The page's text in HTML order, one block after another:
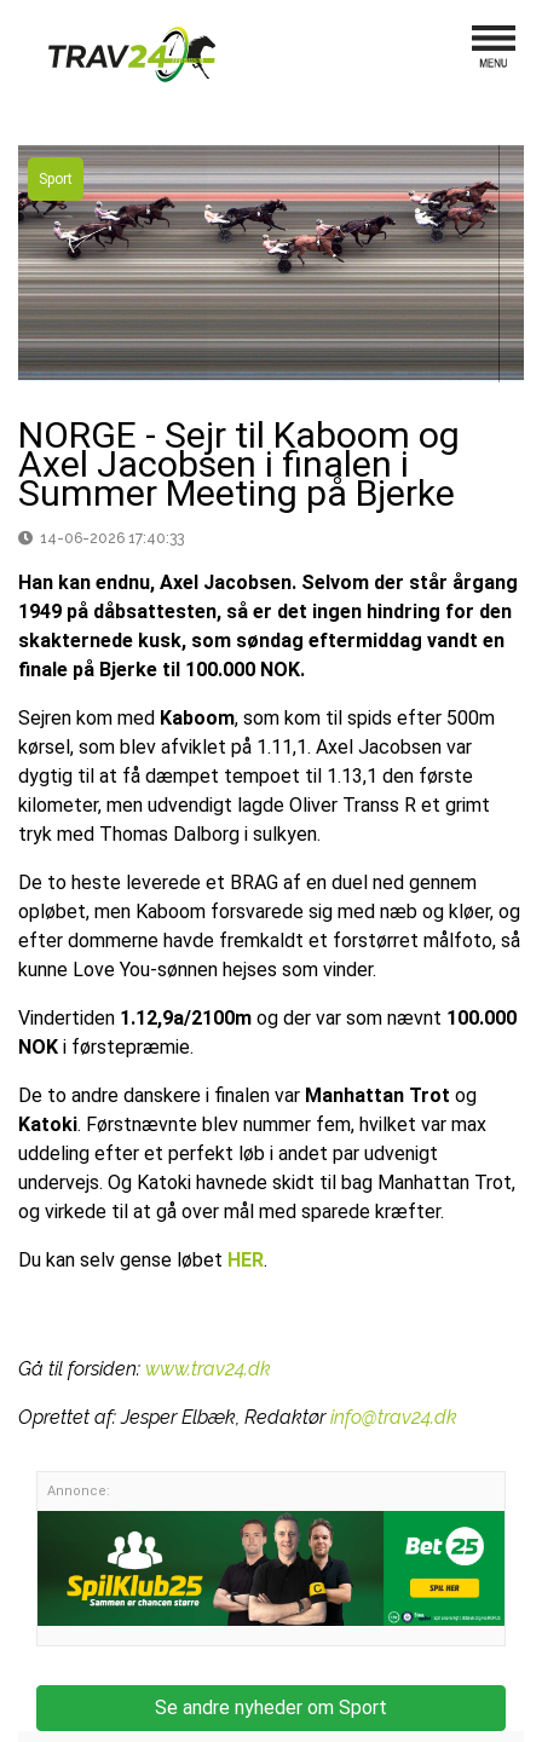
Sport
NORGE - Sejr til Kaboom og
Axel Jacobsen i finalen i
Summer Meeting på Bjerke
14-06-2026 17:40:33
Han kan endnu, Axel Jacobsen. Selvom der står årgang
1949 på dåbsattesten, så er det ingen hindring for den
skakternede kusk, som søndag eftermiddag vandt en
finale på Bjerke til 100.000 NOK.
Sejren kom med Kaboom, som kom til spids efter 500m
kørsel, som blev afviklet på 1.11,1. Axel Jacobsen var
dygtig til at få dæmpet tempoet til 1.13,1 den første
kilometer, men udvendigt lagde Oliver Transs R et grimt
tryk med Thomas Dalborg i sulkyen.
De to heste leverede et BRAG af en duel ned gennem
opløbet, men Kaboom forsvarede sig med næb og kløer, og
efter dommerne havde fremkaldt et forstørret målfoto, så
kunne Love You-sønnen hejses som vinder.
Vindertiden 1.12,9a/2100m og der var som nævnt 100.000
NOK i førstepræmie.
De to andre danskere i finalen var Manhattan Trot og
Katoki. Førstnævnte blev nummer fem, hvilket var max
uddeling efter et perfekt løb i andet par udvenigt
undervejs. Og Katoki havnede skidt til bag Manhattan Trot,
og virkede til at gå over mål med sparede kræfter.
Du kan selv gense løbet HER.
Gå til forsiden: www.trav24.dk
Oprettet af:Jesper Elbæk, Redaktør info@trav24.dk
Annonce:
Se andre nyheder om Sport